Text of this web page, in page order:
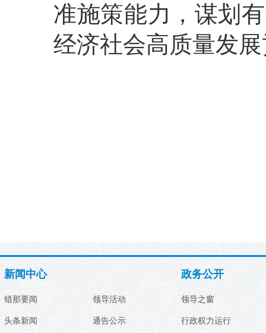
准施策能力，谋划
经济社会高质量发
新闻中心
错那要闻
头条新闻
领导活动
通告公示
政务公开
领导之窗
行政权力运行